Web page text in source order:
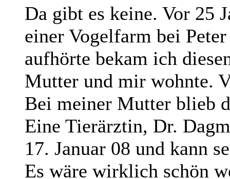
Da gibt es keine. Vor 25
einer Vogelfarm bei
aufhörte bekam ich
Mutter und mir wohnte.
Bei meiner Mutter blieb
Eine Tierärztin, Dr.
17. Januar 08 und kann
Es wäre wirklich schön